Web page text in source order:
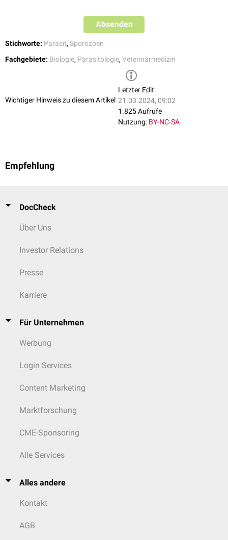
Absenden
Stichworte: Parasit, Sporozoen
Fachgebiete: Biologie, Parasitologie, Veterinärmedizin
Wichtiger Hinweis zu diesem Artikel
Letzter Edit:
21.03.2024, 09:02
1.825 Aufrufe
Nutzung: BY-NC-SA
Empfehlung
DocCheck
Über Uns
Investor Relations
Presse
Karriere
Für Unternehmen
Werbung
Login Services
Content Marketing
Marktforschung
CME-Sponsoring
Alle Services
Alles andere
Kontakt
AGB